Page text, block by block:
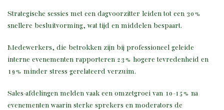
Strategische sessies met een dagvoorzitter leiden tot een 30%
snellere besluitvorming, wat tijd en middelen bespaart.
Medewerkers, die betrokken zijn bij professioneel geleide
interne evenementen rapporteren 23% hogere tevredenheid en
19% minder stress gerelateerd verzuim.
Sales-afdelingen melden vaak een omzetgroei van 10-15% na
evenementen waarin sterke sprekers en moderators de